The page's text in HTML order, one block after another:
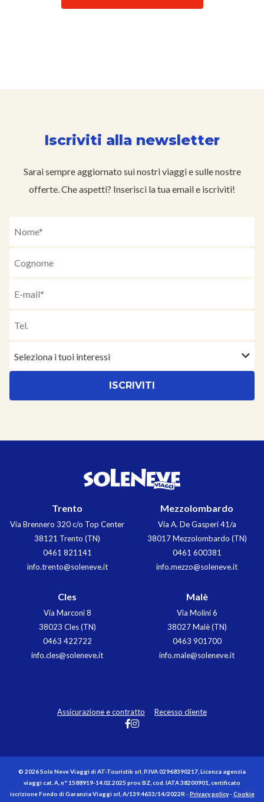
Iscriviti alla newsletter
Sarai sempre aggiornato sui nostri viaggi e sulle nostre
offerte. Che aspetti? Inserisci la tua email e iscriviti!
Seleziona i tuoi interessi
Trento
Via Brennero 320 c/o Top Center
38121 Trento (TN)
0461 821141
info.trento@soleneve.it
Mezzolombardo
Via A. De Gasperi 41/a
38017 Mezzolombardo (TN)
0461 600381
info.mezzo@soleneve.it
Cles
Via Marconi 8
38023 Cles (TN)
0463 422722
info.cles@soleneve.it
Malè
Via Molini 6
38027 Malè (TN)
0463 901700
info.male@soleneve.it
Assicurazione e contratto Recesso cliente
© 2026 Sole Neve Viaggi di AT-Touristik srl, P.IVA 02968390217, Licenza agenzia
viaggi cat. A, n° 1588919-14.02.2025 prov. BZ, cod. IATA 38200901, certificato
iscrizione Fondo di Garanzia Viaggi srl, A/139.4633/14/2022R - Privacy policy- Cookie